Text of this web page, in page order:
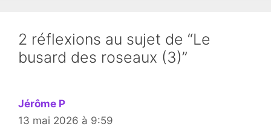
2 réflexions au sujet de “Le
busard des roseaux (3)”
Jérôme P
13 mai 2026 à 9:59